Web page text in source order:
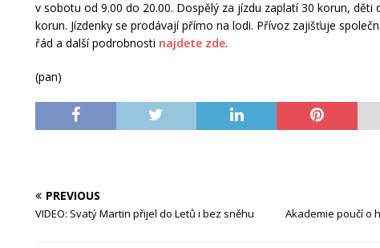
v sobotu od 9.00 do 20.00. Dospělý za jízdu zaplatí 30 korun, děti
korun. Jízdenky se prodávají přímo na lodi. Přívoz zajišťuje
řád a další podrobnosti najdete zde.
(pan)
PREVIOUS
VIDEO: Svatý Martin přijel do Letů i bez sněhu Akademie poučí o